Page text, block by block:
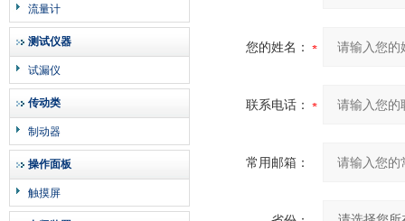
流量计
测试仪器
试漏仪
传动类
制动器
操作面板
触摸屏
您的姓名：
联系电话：
常用邮箱：